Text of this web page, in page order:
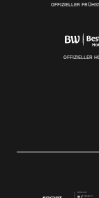
OFFIZIELLER
OFFIZIELLER